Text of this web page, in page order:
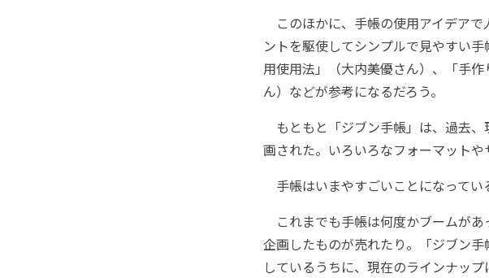
このほかに、手帳の使用アイデア
ントを駆使してシンプルで見やすい
用使用法」（大内美優さん）、「手
ん）などが参考になるだろう。
もともと「ジブン手帳」は、過去
画された。いろいろなフォーマットや
手帳はいまやすごいことになってい
これまでも手帳は何度かブームが
企画したものが売れたり。「ジブン
しているうちに、現在のラインナッ